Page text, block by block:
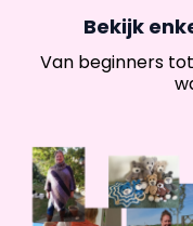
Bekijk
Van beginners